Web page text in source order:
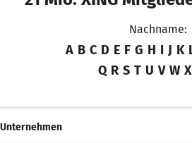
Nachname:
A B C D E F G H I J K
Q R S T U V W X
Unternehmen